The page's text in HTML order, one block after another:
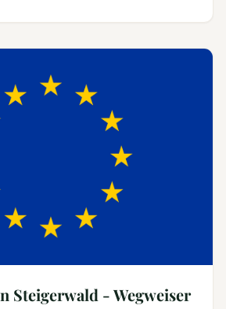
Steigerwald - Wegweiser